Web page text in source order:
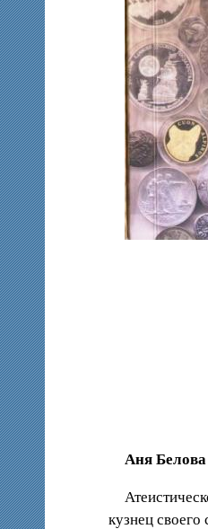
Аня Белова
кузнец